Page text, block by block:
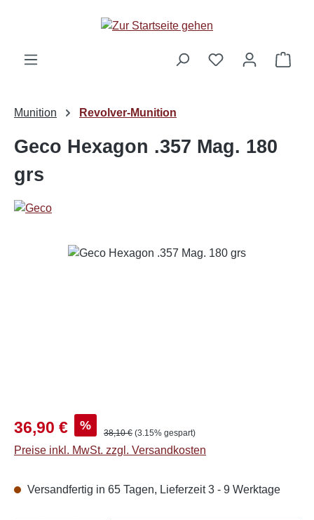
Zum Hauptinhalt springen
Munition Revolver-Munition
Geco Hexagon .357 Mag. 180
grs
Verkaufspreis:
36,90 € % Regulärer Preis:
38,10 € (3.15% gespart)
Preise inkl. MwSt. zzgl. Versandkosten
Versandfertig in 65 Tagen, Lieferzeit 3 - 9 Werktage